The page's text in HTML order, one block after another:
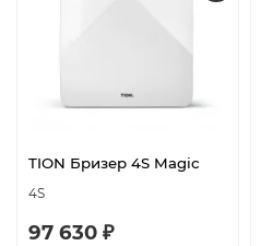
TION Бризер 4S Magic
4S
97 630 ₽